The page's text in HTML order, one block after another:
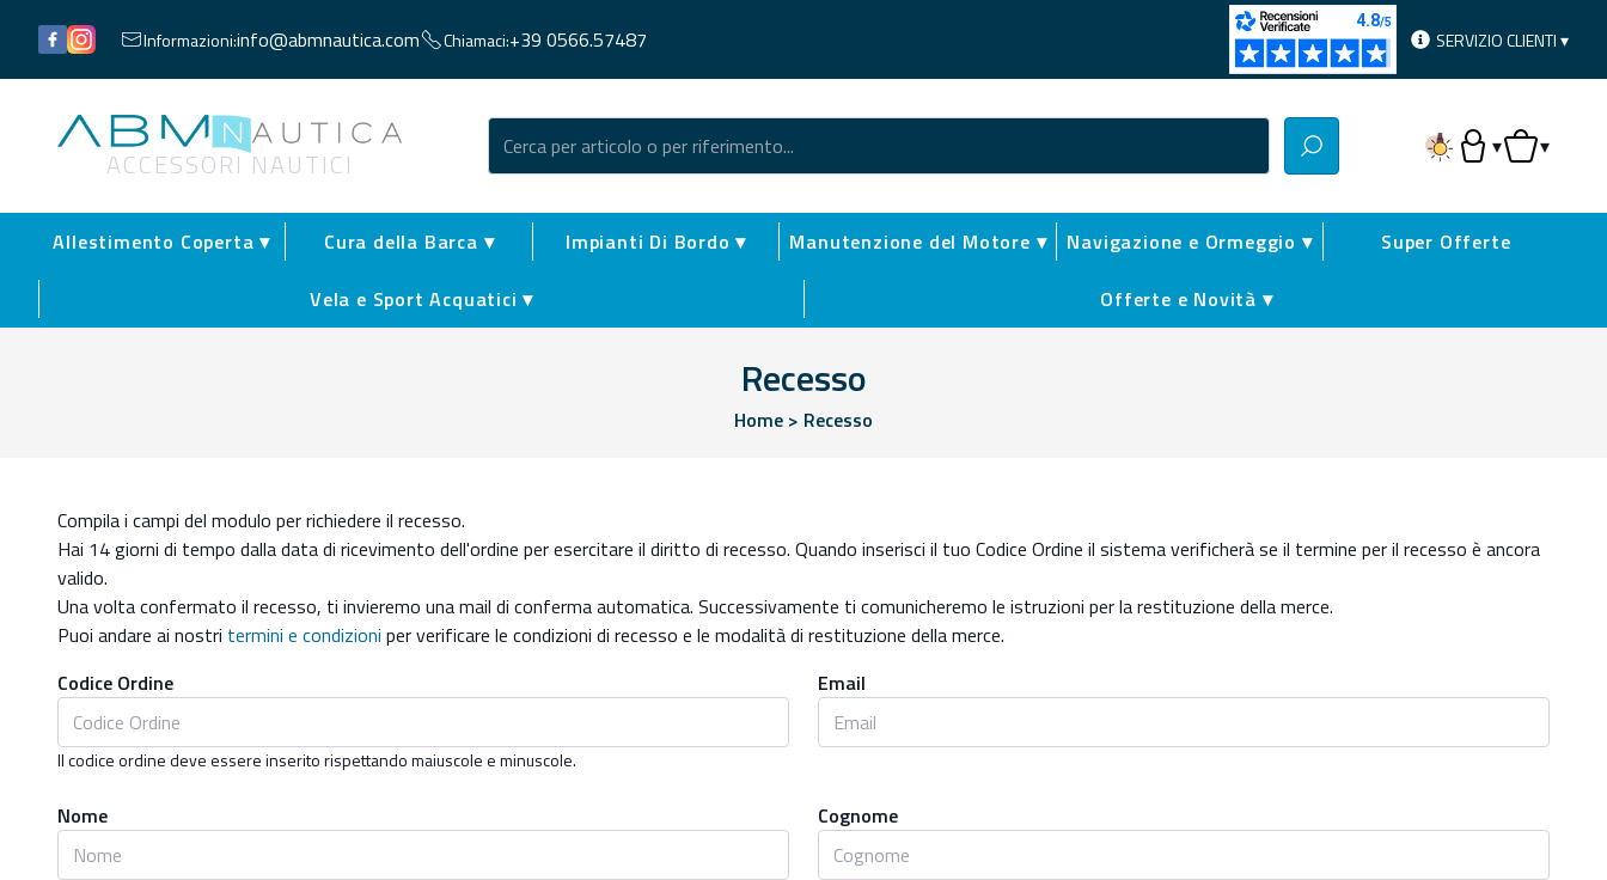
Informazioni:info@abmnautica.com Chiamaci:+39 0566.57487
Facebook
Instagram SERVIZIO CLIENTI ▾
Abm Nautica
ACCESSORI NAUTICI ▾
Accesso Utente
▾
Carrello
Allestimento Coperta ▾ Cura della Barca ▾ Impianti Di Bordo ▾ Manutenzione del Motore ▾ Navigazione e Ormeggio ▾
Super Offerte
Vela e Sport Acquatici ▾
Offerte e Novità ▾
Recesso
Home > Recesso
Compila i campi del modulo per richiedere il recesso.
Hai 14 giorni di tempo dalla data di ricevimento dell'ordine per esercitare il diritto di recesso. Quando inserisci il tuo Codice Ordine il sistema verificherà se il termine per il recesso è ancora
valido.
Una volta confermato il recesso, ti invieremo una mail di conferma automatica. Successivamente ti comunicheremo le istruzioni per la restituzione della merce.
Puoi andare ai nostri termini e condizioni per verificare le condizioni di recesso e le modalità di restituzione della merce.
Codice Ordine
Il codice ordine deve essere inserito rispettando maiuscole e minuscole.
Email
Nome Cognome